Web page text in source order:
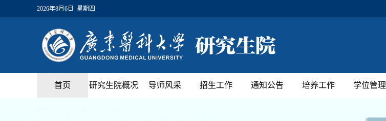
2026年8月6日 星期四
首页 研究生院概况 导师风采 招生工作 通知公告 培养工作 学位管理